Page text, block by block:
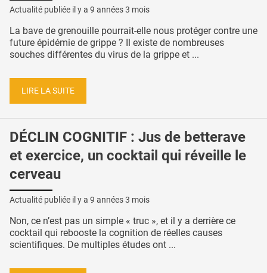
Actualité publiée il y a 9 années 3 mois
La bave de grenouille pourrait-elle nous protéger contre une
future épidémie de grippe ? Il existe de nombreuses
souches différentes du virus de la grippe et ...
LIRE LA SUITE
DÉCLIN COGNITIF : Jus de betterave
et exercice, un cocktail qui réveille le
cerveau
Actualité publiée il y a 9 années 3 mois
Non, ce n’est pas un simple « truc », et il y a derrière ce
cocktail qui rebooste la cognition de réelles causes
scientifiques. De multiples études ont ...